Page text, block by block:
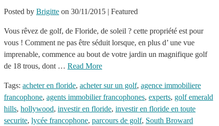
Posted by Brigitte on 30/11/2015 | Featured
Vous rêvez de golf, de Floride, de soleil ? cette propriété est pour
vous ! Comment ne pas être séduit lorsque, en plus d’ une vue
imprenable, commence au bout de votre jardin un magnifique golf
de 18 trous, dont … Read More
Tags: acheter en floride, acheter sur un golf, agence immobiliere
francophone, agents immobilier francophones, experts, golf emerald
hills, hollywood, investir en floride, investir en floride en toute
securite, lycée francophone, parcours de golf, South Broward